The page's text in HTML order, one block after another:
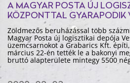
A MAGYAR POSTA ÚJ
KÖZPONTTAL GYARAPODIK
Zöldmezős beruházással több
Magyar Posta új logisztikai depója
üzemcsarnokot a Grabarics Kft.
március 22-én tették le a bakonyi
bruttó alapterülete mintegy 5500